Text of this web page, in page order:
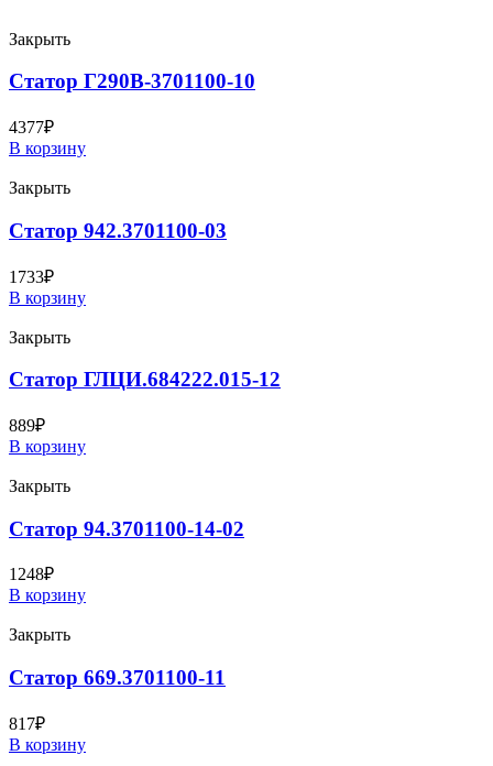
Закрыть
Статор Г290В-3701100-10
4377₽
В корзину
Закрыть
Статор 942.3701100-03
1733₽
В корзину
Закрыть
Статор ГЛЦИ.684222.015-12
889₽
В корзину
Закрыть
Статор 94.3701100-14-02
1248₽
В корзину
Закрыть
Статор 669.3701100-11
817₽
В корзину